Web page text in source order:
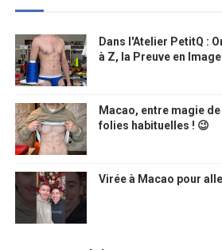
Dans l'Atelier PetitQ :
à Z, la Preuve en Image
Macao, entre magie
folies habituelles ! 😉
Virée à Macao pour